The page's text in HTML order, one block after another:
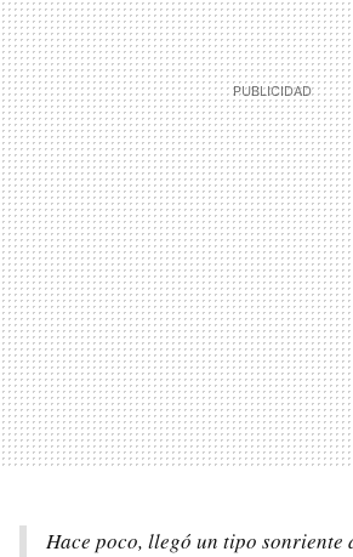
Hace poco, llegó un tipo sonriente